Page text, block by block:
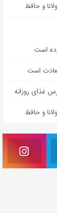
و حافظ
است
است
و حافظ